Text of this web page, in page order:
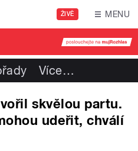
ŽIVĚ MENU
Více…
skvělou partu.
udeřit, chválí